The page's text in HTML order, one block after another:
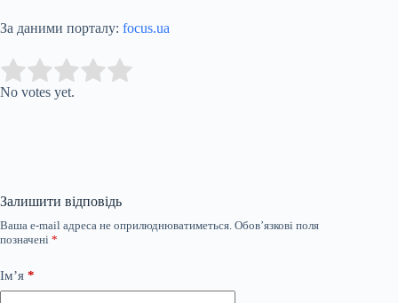
За даними порталу: focus.ua
Rate this item:
No votes yet.
Залишити відповідь
Ваша e-mail адреса не оприлюднюватиметься. Обов’язкові поля
позначені *
Ім’я *